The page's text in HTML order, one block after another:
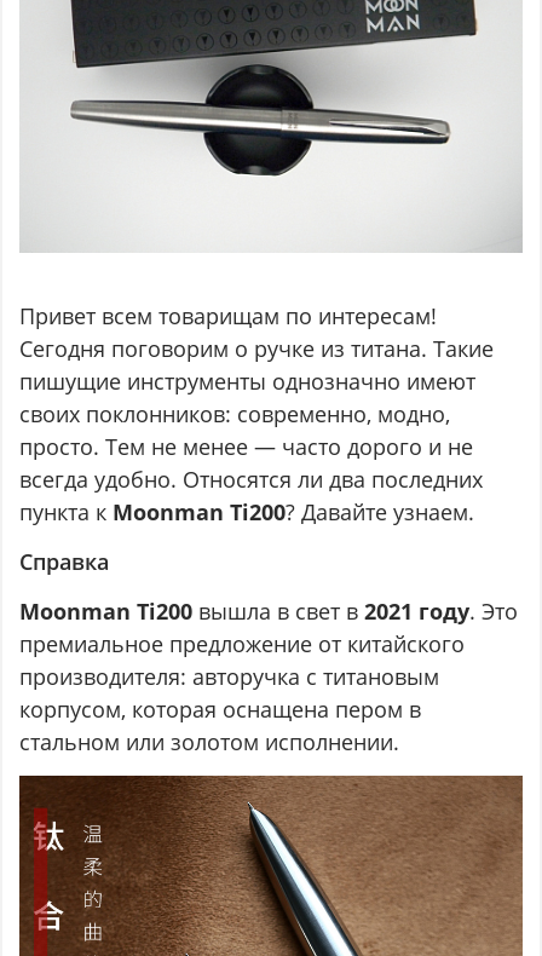
Привет всем товарищам по интересам!
Сегодня поговорим о ручке из титана. Такие
пишущие инструменты однозначно имеют
своих поклонников: современно, модно,
просто. Тем не менее — часто дорого и не
всегда удобно. Относятся ли два последних
пункта к Moonman Ti200? Давайте узнаем.
Справка
Moonman Ti200 вышла в свет в2021 году. Это
премиальное предложение от китайского
производителя: авторучка с титановым
корпусом, которая оснащена пером в
стальном или золотом исполнении.